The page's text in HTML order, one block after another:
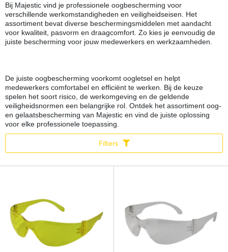
Bij Majestic vind je professionele oogbescherming voor
verschillende werkomstandigheden en veiligheidseisen. Het
assortiment bevat diverse beschermingsmiddelen met aandacht
voor kwaliteit, pasvorm en draagcomfort. Zo kies je eenvoudig de
juiste bescherming voor jouw medewerkers en werkzaamheden.
De juiste oogbescherming voorkomt oogletsel en helpt
medewerkers comfortabel en efficiënt te werken. Bij de keuze
spelen het soort risico, de werkomgeving en de geldende
veiligheidsnormen een belangrijke rol. Ontdek het assortiment oog-
en gelaatsbescherming van Majestic en vind de juiste oplossing
voor elke professionele toepassing.
Filters